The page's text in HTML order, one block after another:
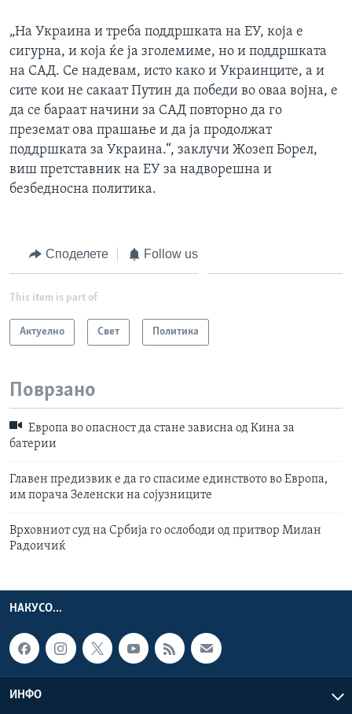
„На Украина и треба поддршката на ЕУ, која е
сигурна, и која ќе ја зголемиме, но и поддршката
на САД. Се надевам, исто како и Украинците, а и
сите кои не сакаат Путин да победи во оваа војна, е
да се бараат начини за САД повторно да го
преземат ова прашање и да ја продолжат
поддршката за Украина.“, заклучи Жозеп Борел,
виш претставник на ЕУ за надворешна и
безбедносна политика.
Споделете Follow us
This item is part of
Актуелно Свет Политика
Поврзано
Европа во опасност да стане зависна од Кина за
батерии
Главен предизвик е да го спасиме единството во Европа,
им порача Зеленски на сојузниците
Врховниот суд на Србија го ослободи од притвор Милан
Радоичиќ
НАКУСО...
ИНФО